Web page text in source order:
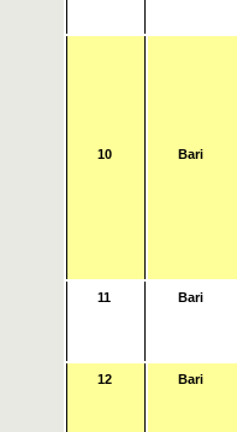
10 Bari
11 Bari
12 Bari